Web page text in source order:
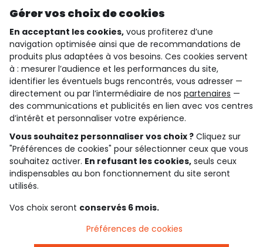
qui sommes-nous ?
besoin d'aide ?
le club fidélité
notre catalogue
Conditions générales de ventes et d'utilisation
Conditions d’utilisation des réseaux sociaux
Politique de confidentialité
Cookies et données personnelles
Paramètres des cookies
Gérer vos choix de cookies
En acceptant les cookies, vous profiterez d’une
navigation optimisée ainsi que de recommandations de
produits plus adaptées à vos besoins. Ces cookies servent
à : mesurer l’audience et les performances du site,
identifier les éventuels bugs rencontrés, vous adresser —
directement ou par l’intermédiaire de nos partenaires —
des communications et publicités en lien avec vos centres
d’intérêt et personnaliser votre expérience.
Vous souhaitez personnaliser vos choix ? Cliquez sur
"Préférences de cookies" pour sélectionner ceux que vous
souhaitez activer. En refusant les cookies, seuls ceux
indispensables au bon fonctionnement du site seront
utilisés.
Vos choix seront conservés 6 mois.
Préférences de cookies